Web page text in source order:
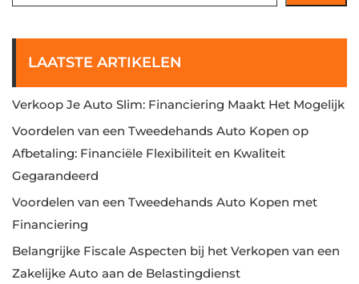
LAATSTE ARTIKELEN
Verkoop Je Auto Slim: Financiering Maakt Het Mogelijk
Voordelen van een Tweedehands Auto Kopen op
Afbetaling: Financiële Flexibiliteit en Kwaliteit
Gegarandeerd
Voordelen van een Tweedehands Auto Kopen met
Financiering
Belangrijke Fiscale Aspecten bij het Verkopen van een
Zakelijke Auto aan de Belastingdienst